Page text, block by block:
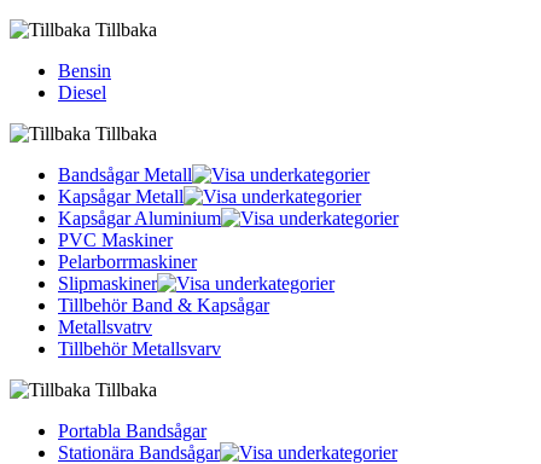
Tillbaka
Bensin
Diesel
Tillbaka
Bandsågar Metall
Kapsågar Metall
Kapsågar Aluminium
PVC Maskiner
Pelarborrmaskiner
Slipmaskiner
Tillbehör Band & Kapsågar
Metallsvatrv
Tillbehör Metallsvarv
Tillbaka
Portabla Bandsågar
Stationära Bandsågar